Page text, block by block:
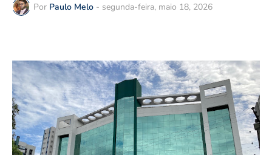
Por Paulo Melo - segunda-feira, maio 18, 2026